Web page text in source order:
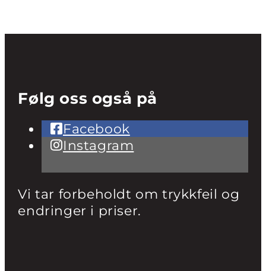
Følg oss også på
Facebook
Instagram
Vi tar forbeholdt om trykkfeil og
endringer i priser.